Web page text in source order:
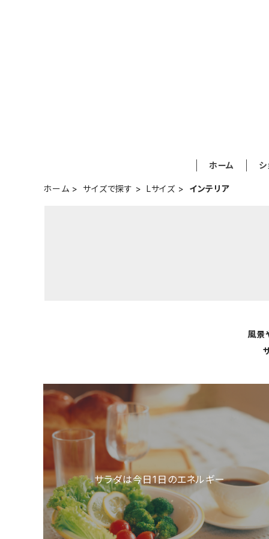
ホーム
ホーム サイズで探す Lサイズ インテリア
風景
サラダは今日1日のエネルギー